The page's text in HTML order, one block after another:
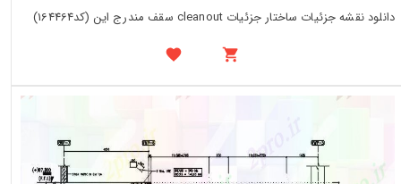
دانلود نقشه جزئیات ساختار جزئیات cleanout سقف مندرج این (کد164464)